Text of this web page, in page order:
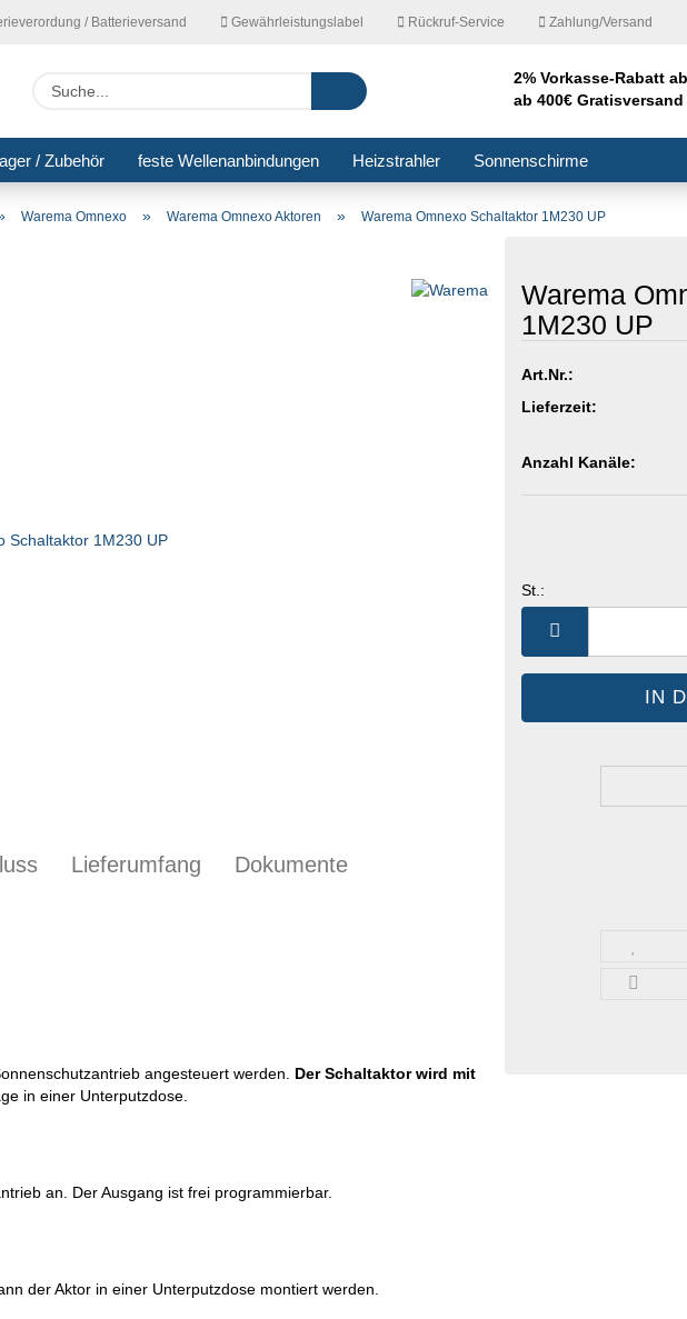
/ Batterieversand Gewährleistungslabel Rückruf-Service Zahlung/Versand
Lieferland
Konto erstellen
Passwort
Suche...
2% Vorkasse-Rabatt
ab 400€ Gratisversand
/ Zubehör feste Wellenanbindungen Heizstrahler Sonnenschirme
Warema Omnexo » Warema Omnexo Aktoren » Warema Omnexo Schaltaktor 1M230 UP
Warema
1M230 UP
Art.Nr.:
Lieferzeit:
Anzahl Kanäle:
St.:
Lieferumfang Dokumente
angesteuert werden. Der Schaltaktor wird mit
in einer Unterputzdose.
an. Der Ausgang ist frei programmierbar.
der Aktor in einer Unterputzdose montiert werden.